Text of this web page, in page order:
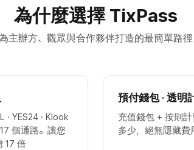
為什麼選擇 TixPass
主辦方、觀眾與合作夥伴打造的最簡單路徑
· YES24 · Klook
個通路。讓您
17 倍
預付錢包 · 透明
充值錢包 + 按則
多少，絕無隱藏費